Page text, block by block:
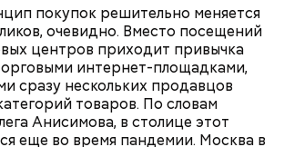
покупок решительно меняется
очевидно. Вместо посещений
центров приходит привычка
интернет-площадками,
сразу нескольких продавцов
товаров. По словам
Анисимова, в столице этот
еще во время пандемии. Москва в